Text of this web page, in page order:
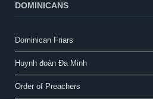
DOMINICANS
Dominican Friars
Huynh đoàn Đa Minh
Order of Preachers